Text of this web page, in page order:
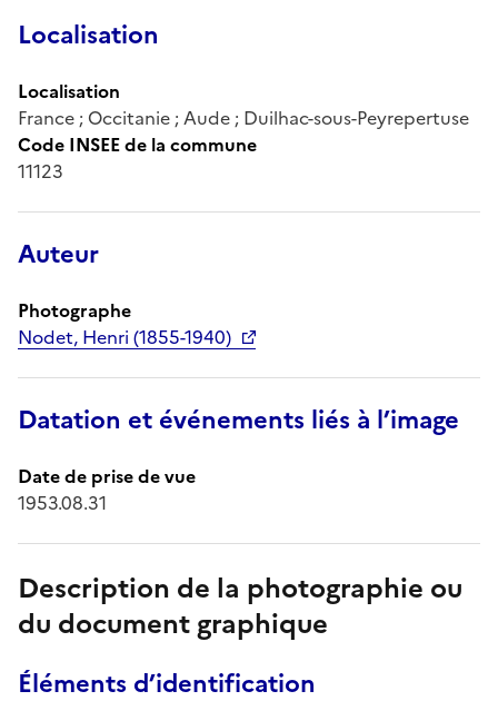
Localisation
Localisation
France ; Occitanie ; Aude ; Duilhac-sous-Peyrepertuse
Code INSEE de la commune
11123
Auteur
Photographe
Nodet, Henri (1855-1940)
Datation et événements liés à l’image
Date de prise de vue
1953.08.31
Description de la photographie ou
du document graphique
Éléments d’identification